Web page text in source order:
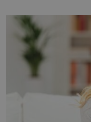
se na koloběžce a
Velkých Losinách